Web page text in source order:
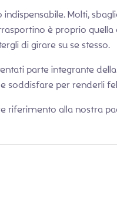
Molti,
è proprio
di girare su se stesso.
parte integrante
soddisfare per renderli
riferimento alla nostra